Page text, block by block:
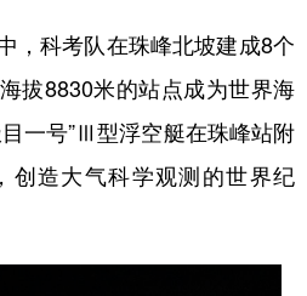
科考队在珠峰北坡建成8个
拔8830米的站点成为世界海
一号”Ⅲ型浮空艇在珠峰站附
创造大气科学观测的世界纪